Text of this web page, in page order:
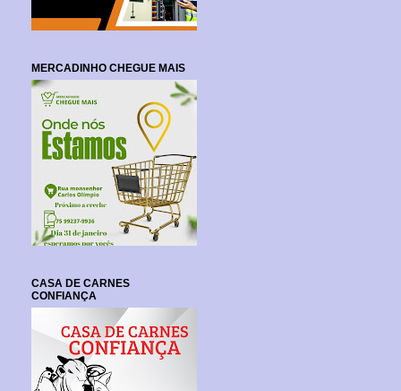
MERCADINHO CHEGUE MAIS
CASA DE CARNES
CONFIANÇA